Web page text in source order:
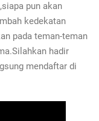
pun akan
kedekatan
pada teman-teman
hadir
mendaftar di